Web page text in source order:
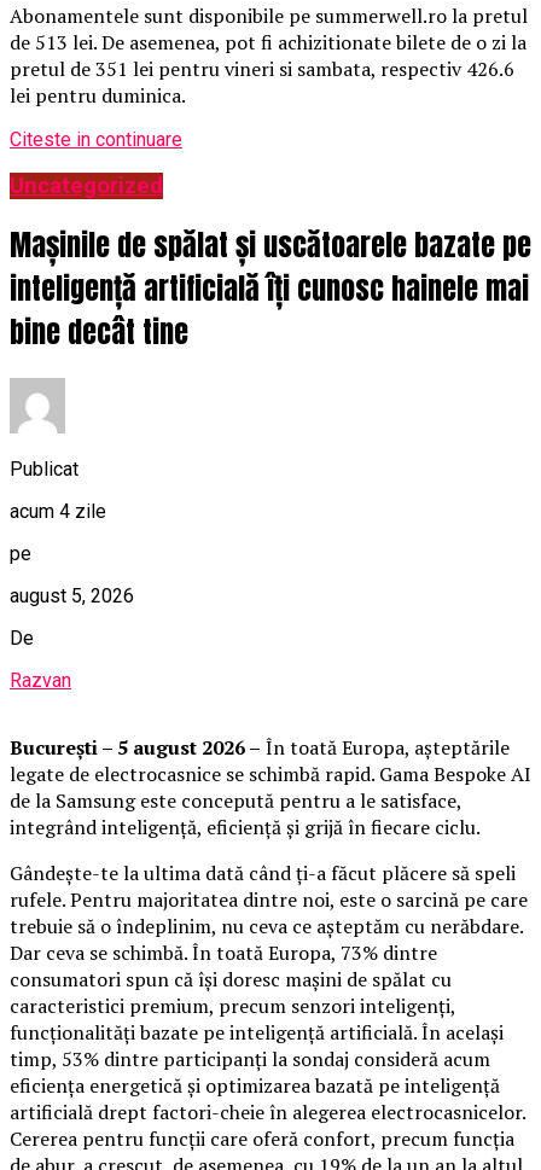
Abonamentele sunt disponibile pe summerwell.ro la pretul
de 513 lei. De asemenea, pot fi achizitionate bilete de o zi la
pretul de 351 lei pentru vineri si sambata, respectiv 426.6
lei pentru duminica.
Citeste in continuare
Uncategorized
Mașinile de spălat și uscătoarele bazate pe
inteligență artificială îți cunosc hainele mai
bine decât tine
Publicat
acum 4 zile
pe
august 5, 2026
De
Razvan
București – 5 august 2026 – În toată Europa, așteptările
legate de electrocasnice se schimbă rapid. Gama Bespoke AI
de la Samsung este concepută pentru a le satisface,
integrând inteligență, eficiență și grijă în fiecare ciclu.
Gândește-te la ultima dată când ți-a făcut plăcere să speli
rufele. Pentru majoritatea dintre noi, este o sarcină pe care
trebuie să o îndeplinim, nu ceva ce așteptăm cu nerăbdare.
Dar ceva se schimbă. În toată Europa, 73% dintre
consumatori spun că își doresc mașini de spălat cu
caracteristici premium, precum senzori inteligenți,
funcționalități bazate pe inteligență artificială. În același
timp, 53% dintre participanți la sondaj consideră acum
eficiența energetică și optimizarea bazată pe inteligență
artificială drept factori-cheie în alegerea electrocasnicelor.
Cererea pentru funcții care oferă confort, precum funcția